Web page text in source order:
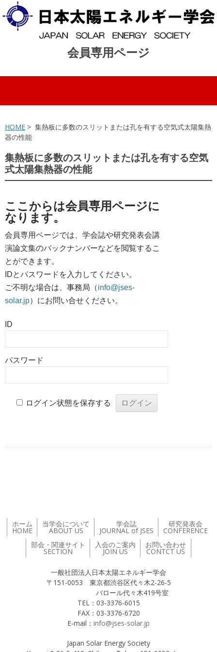
会員専用ページ
コンテンツへスキップ
HOME > 集熱板に多数のスリットまたは孔を有する空気式太陽集熱
器の性能
集熱板に多数のスリットまたは孔を有する空気
式太陽集熱器の性能
ここからは会員専用ページに
なります。
会員専用ページでは、学会誌や研究発表会講
演論文集のバックナンバーなどを閲覧するこ
とができます。
IDとパスワードを入力してください。
ご不明な場合は、事務局（info@jses-
solar.jp）にお問い合せください。
ID
パスワード
ログイン状態を保存する
ホーム
HOME
当学会について
ABOUT US
学会誌
JOURNAL of JSES
研究発表会
CONFERENCE
部会・関連サイト
SECTION
入会のご案内
JOIN US
お問い合わせ
CONTCT US
一般社団法人日本太陽エネルギー学会
〒151-0053 東京都渋谷区代々木2-26-5
バロール代々木419号室
TEL：03-3376-6015
FAX：03-3376-6720
E-mail： info@jses-solar.jp
Japan Solar Energy Society